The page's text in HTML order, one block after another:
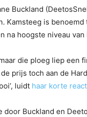
Buckland
Kamsteeg is
na hoogste niveau van
die ploeg liep een
prijs toch aan de
luidt haar korte
Buckland en